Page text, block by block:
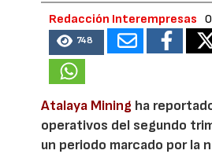
Redacción Interempresas
748
Atalaya Mining ha
operativos del segundo
un periodo marcado por la